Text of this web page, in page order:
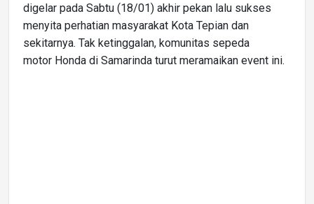
digelar pada Sabtu (18/01) akhir pekan lalu sukses
menyita perhatian masyarakat Kota Tepian dan
sekitarnya. Tak ketinggalan, komunitas sepeda
motor Honda di Samarinda turut meramaikan event ini.